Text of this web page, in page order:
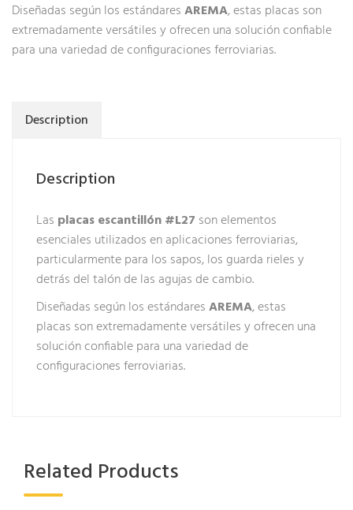
Diseñadas según los estándaresAREMA, estas placas son
extremadamente versátiles y ofrecen una solución confiable
para una variedad de configuraciones ferroviarias.
Description
Description
Las placas escantillón #L27 son elementos
esenciales utilizados en aplicaciones ferroviarias,
particularmente para los sapos, los guarda rieles y
detrás del talón de las agujas de cambio.
Diseñadas según los estándaresAREMA, estas
placas son extremadamente versátiles y ofrecen una
solución confiable para una variedad de
configuraciones ferroviarias.
Related Products